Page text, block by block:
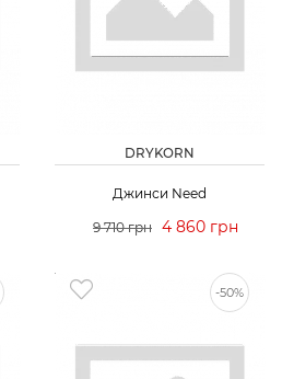
DRYKORN
Джинси Need
9 710 грн 4 860 грн
-50%